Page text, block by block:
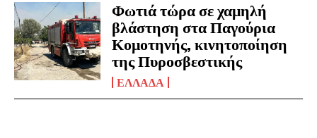
Φωτιά τώρα σε χαμηλή
βλάστηση στα Παγούρια
Κομοτηνής, κινητοποίηση
της Πυροσβεστικής
ΕΛΛΑΔΑ